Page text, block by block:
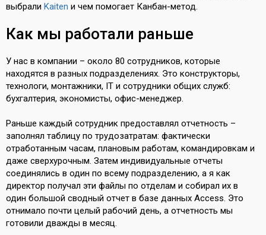
выбрали Kaiten и чем помогает Канбан-метод.
Как мы работали раньше
У нас в компании – около 80 сотрудников, которые
находятся в разных подразделениях. Это конструкторы,
технологи, монтажники, IT и сотрудники общих служб:
бухгалтерия, экономисты, офис-менеджер.
Раньше каждый сотрудник предоставлял отчетность –
заполнял таблицу по трудозатратам: фактически
отработанным часам, плановым работам, командировкам и
даже сверхурочным. Затем индивидуальные отчеты
соединялись в один по всему подразделению, а я как
директор получал эти файлы по отделам и собирал их в
один большой сводный отчет в базе данных Access. Это
отнимало почти целый рабочий день, а отчетность мы
готовили дважды в месяц.